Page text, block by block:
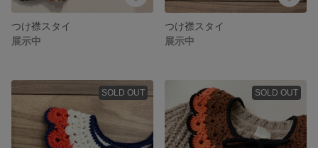
つけ襟スタイ
展示中
つけ襟スタイ
展示中
SOLD OUT SOLD OUT